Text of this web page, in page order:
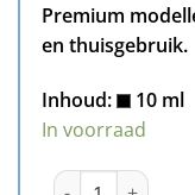
Premium
en thuisgebruik.
Inhoud:
10 ml
In voorraad
Epson 26XL